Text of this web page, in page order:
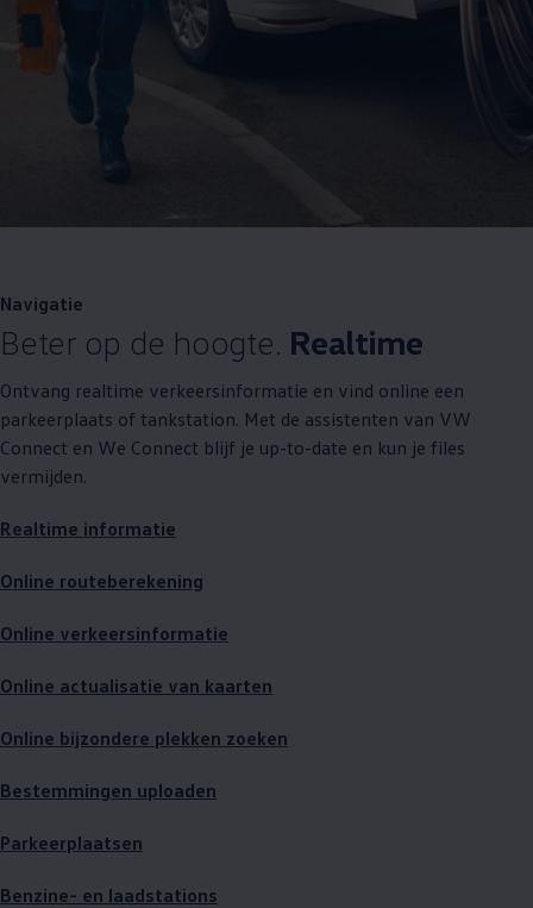
Navigatie
Beter op de hoogte. Realtime
Ontvang realtime verkeersinformatie en vind online een
parkeerplaats of tankstation. Met de assistenten van VW
Connect en We Connect blijf je up-to-date en kun je files
vermijden.
Realtime informatie
Online routeberekening
Online verkeersinformatie
Online actualisatie van kaarten
Online bijzondere plekken zoeken
Bestemmingen uploaden
Parkeerplaatsen
Benzine- en laadstations